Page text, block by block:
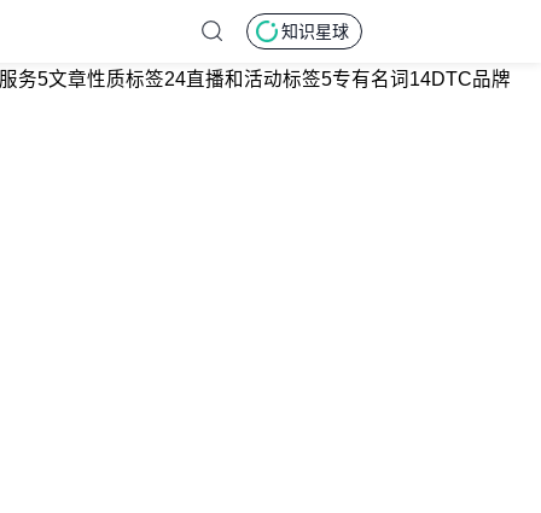
知识星球
务5文章性质标签24直播和活动标签5专有名词 14DTC品牌